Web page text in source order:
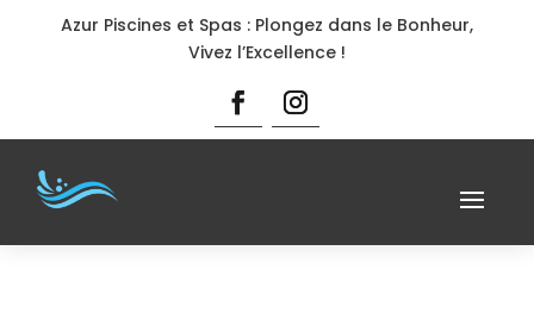
Azur Piscines et Spas : Plongez dans le Bonheur,
Vivez l’Excellence !